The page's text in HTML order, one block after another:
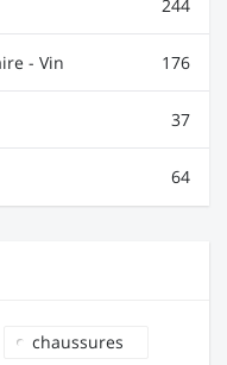
244
- Vin 176
37
64
chaussures